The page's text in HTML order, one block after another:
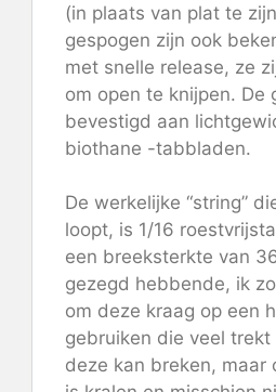
(in plaats van plat te
gespogen zijn ook
met snelle release, ze
om open te knijpen. De
bevestigd aan
biothane -tabbladen.
De werkelijke “string”
loopt, is 1/16
een breeksterkte van
gezegd hebbende, ik
om deze kraag op een
gebruiken die veel
deze kan breken, maar